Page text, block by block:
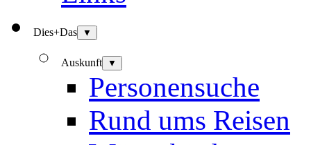
Dies+Das ▼
Auskunft ▼
Personensuche
Rund ums Reisen